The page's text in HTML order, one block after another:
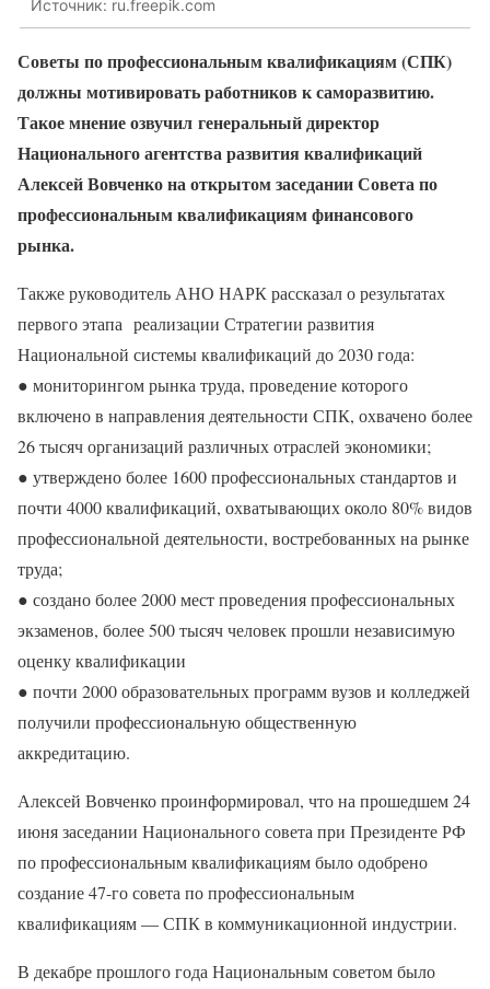
Источник: ru.freepik.com
Советы по профессиональным квалификациям (СПК)
должны мотивировать работников к саморазвитию.
Такое мнение озвучил генеральный директор
Национального агентства развития квалификаций
Алексей Вовченко на открытом заседании Совета по
профессиональным квалификациям финансового
рынка.
Также руководитель АНО НАРК рассказал о результатах
первого этапа реализации Стратегии развития
Национальной системы квалификаций до 2030 года:
● мониторингом рынка труда, проведение которого
включено в направления деятельности СПК, охвачено более
26 тысяч организаций различных отраслей экономики;
● утверждено более 1600 профессиональных стандартов и
почти 4000 квалификаций, охватывающих около 80% видов
профессиональной деятельности, востребованных на рынке
труда;
● создано более 2000 мест проведения профессиональных
экзаменов, более 500 тысяч человек прошли независимую
оценку квалификации
● почти 2000 образовательных программ вузов и колледжей
получили профессиональную общественную
аккредитацию.
Алексей Вовченко проинформировал, что на прошедшем 24
июня заседании Национального совета при Президенте РФ
по профессиональным квалификациям было одобрено
создание 47-го совета по профессиональным
квалификациям — СПК в коммуникационной индустрии.
В декабре прошлого года Национальным советом было